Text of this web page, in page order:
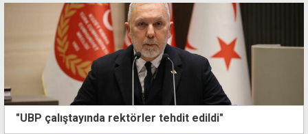
"UBP çalıştayında rektörler tehdit edildi"